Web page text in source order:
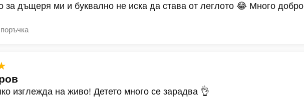
за дъщеря ми и буквално не иска да става от леглото 😂 Много добро
изглежда на живо! Детето много се зарадва 👌